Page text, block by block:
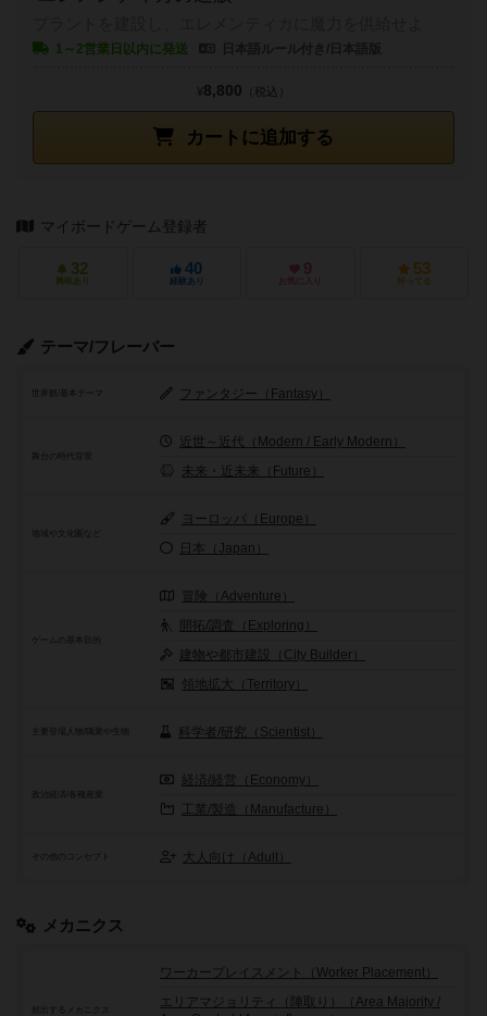
1～2営業日以内に発送
カートに追加する
¥8,800 （税込）
マイボードゲーム登録者
32
興味あり
40
経験あり
9
お気に入り
53
持ってる
テーマ/フレーバー
世界観/基本テーマ ファンタジー（Fantasy）
舞台の時代背景
近世～近代（Modern / Early Modern）
未来・近未来（Future）
地域や文化圏など
ヨーロッパ（Europe）
日本（Japan）
冒険（Adventure）
開拓/調査（Exploring）
建物や都市建設（City Builder）
領地拡大（Territory）
科学者/研究（Scientist）
政治経済/各種産業
経済/経営（Economy）
工業/製造（Manufacture）
その他のコンセプト 大人向け（Adult）
メカニクス
頻出するメカニクス
ワーカープレイスメント（Worker Placement）
エリアマジョリティ（陣取り）（Area Majority /